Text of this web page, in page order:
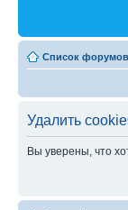
Список форумов
Удалить
Вы уверены, что